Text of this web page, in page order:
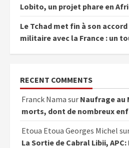
Lobito, un projet phare en
Le Tchad met fin à son
militaire avec la France : un
RECENT COMMENTS
Franck Nama sur Naufrage au
morts, dont de nombreux
Etoua Etoua Georges Michel
La Sortie de Cabral Libii,